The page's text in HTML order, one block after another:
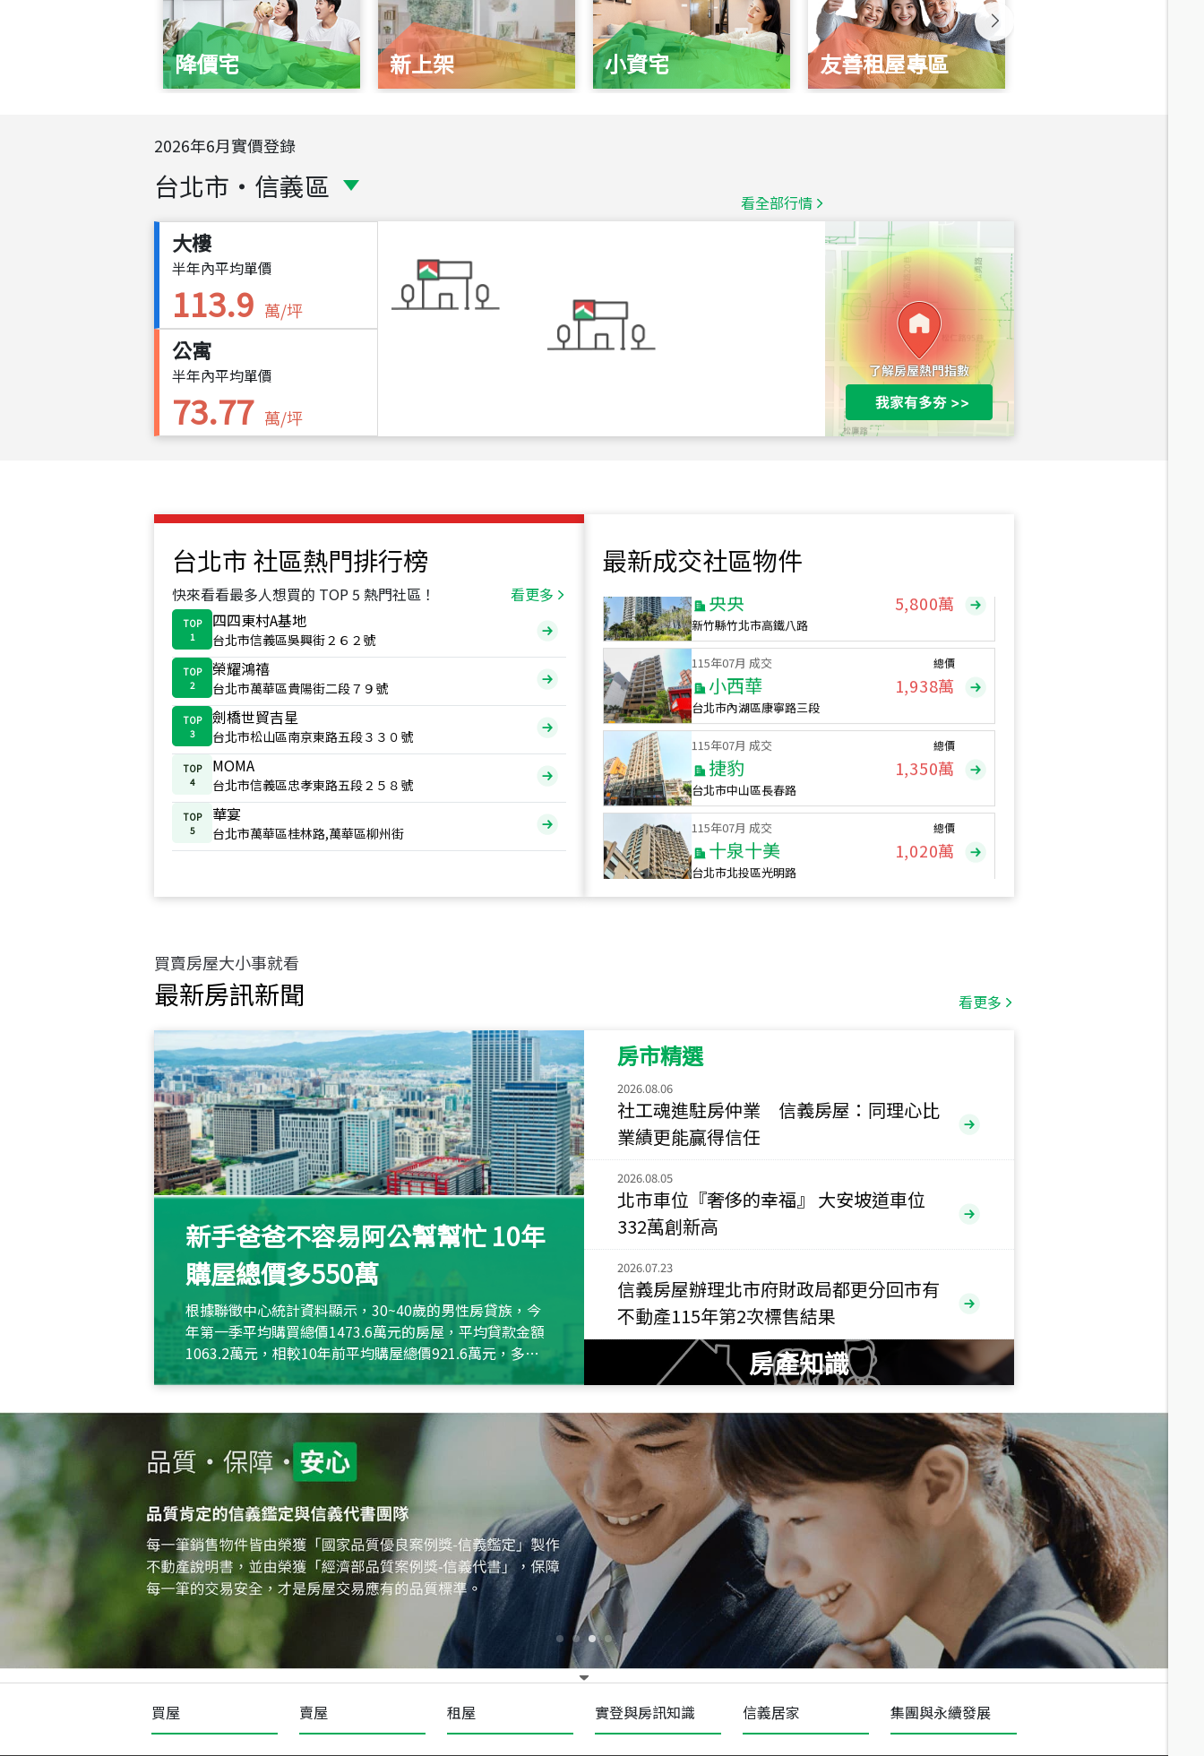
降價宅 新上架 小資宅 友善租屋專區
2026年6月實價登錄
台北市 ・ 信義區 看全部行情
大樓
半年內平均單價
113.9 萬/坪
公寓
半年內平均單價
73.77 萬/坪
台北市 社區熱門排行榜
快來看看最多人想買的 TOP 5 熱門社區！ 看更多
TOP
1
四四東村A基地
台北市信義區吳興街２６２號
TOP
2
榮耀鴻禧
台北市萬華區貴陽街二段７９號
TOP
3
劍橋世貿吉星
台北市松山區南京東路五段３３０號
TOP
4
MOMA
台北市信義區忠孝東路五段２５８號
TOP
5
華宴
台北市萬華區桂林路,萬華區柳州街
最新成交社區物件
總價
1,020萬
總價
490萬
新竹市新竹市慈祥路
總價
1,808萬
115年07月 成交
央央
新竹縣竹北市高鐵八路
115年07月 成交
小西華
台北市內湖區康寧路三段
總價
1,938萬
115年07月 成交
捷豹
台北市中山區長春路
總價
1,350萬
115年07月 成交
十泉十美
台北市北投區光明路
總價
1,020萬
115
新北市永和區環河西路二段
115年07月 成交
央央 5,800萬
115年
小西華
115年07月 成交
捷豹
台北市中山區長春路
總價
115年07月 成交
十泉十美
台北市北投區光明路
總價
1,020 萬
年 07 月 成交
四維天廈
新竹市新竹市四維路
總價
490萬
115 月 成交
菁英典藏
新竹市新竹市慈祥路
1,808萬
買賣房屋大小事就看
最新房訊新聞 看更多
新手爸爸不容易阿公幫幫忙 10年
購屋總價多550萬
根據聯徵中心統計資料顯示，30~40歲的男性房貸族，今
年第一季平均購買總價1473.6萬元的房屋，平均貸款金額
1063.2萬元，相較10年前平均購屋總價921.6萬元，多出
約550萬元，且貸款金額也多
房市精選
2026.08.06
社工魂進駐房仲業 信義房屋：同理心比
業績更能贏得信任
2026.08.05
北市車位『奢侈的幸福』 大安坡道車位
332萬創新高
2026.07.23
信義房屋辦理北市府財政局都更分回市有
不動產115年第2次標售結果
房產知識
買屋 賣屋 租屋 實登與房訊知識 信義居家 集團與永續發展